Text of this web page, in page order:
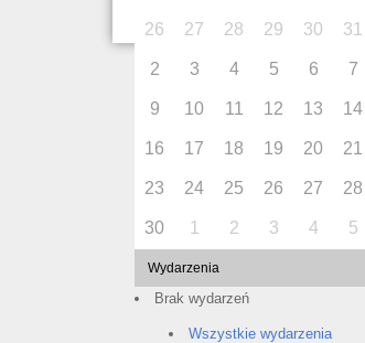
26 27 28 29 30 31
2 3 4 5 6 7
9 10 11 12 13 14
16 17 18 19 20 21
23 24 25 26 27 28
30 1 2 3 4 5
Wydarzenia
Brak wydarzeń
Wszystkie wydarzenia